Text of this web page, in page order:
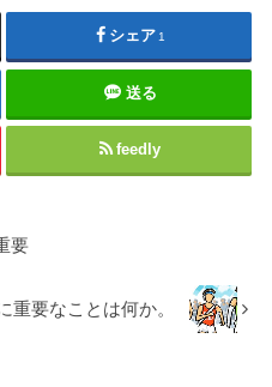
シェア1
送る
feedly
要
重要なことは何か。